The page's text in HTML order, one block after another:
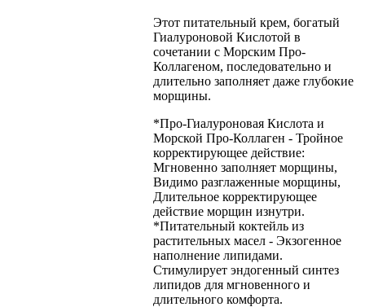
Этот питательный крем, богатый
Гиалуроновой Кислотой в
сочетании с Морским Про-
Коллагеном, последовательно и
длительно заполняет даже глубокие
морщины.
*Про-Гиалуроновая Кислота и
Морской Про-Коллаген - Тройное
корректирующее действие:
Мгновенно заполняет морщины,
Видимо разглаженные морщины,
Длительное корректирующее
действие морщин изнутри.
*Питательный коктейль из
растительных масел - Экзогенное
наполнение липидами.
Стимулирует эндогенный синтез
липидов для мгновенного и
длительного комфорта.